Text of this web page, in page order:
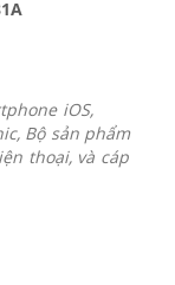
iOS,
Bộ sản phẩm
thoại, và cáp